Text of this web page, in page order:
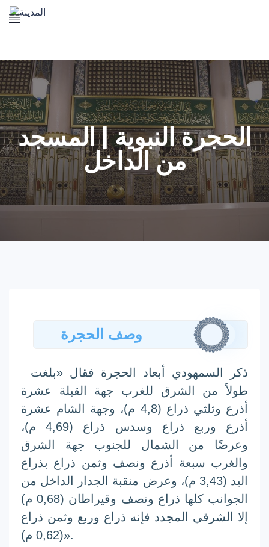
The Prophet's Mosque
Madena services
Contact Us
الحجرة النبوية | المسجد
من الداخل
وصف الحجرة
ذكر السمهودي أبعاد الحجرة فقال «بلغت
طولاً من الشرق للغرب جهة القبلة عشرة
أذرع وثلثي ذراع (4,8 م)، وجهة
الشام عشرة
أذرع وربع ذراع وسدس ذراع (4,69 م)،
وعرضًا من الشمال للجنوب جهة الشرق
والغرب سبعة أذرع ونصف وثمن ذراع بذراع
اليد (3,43 م)، وعرض منقبة الجدار الداخل من
الجوانب كلها ذراع ونصف وقيراطان (0,68 م)
إلا الشرقي المجدد فإنه ذراع وربع وثمن ذراع
(0,62 م)».